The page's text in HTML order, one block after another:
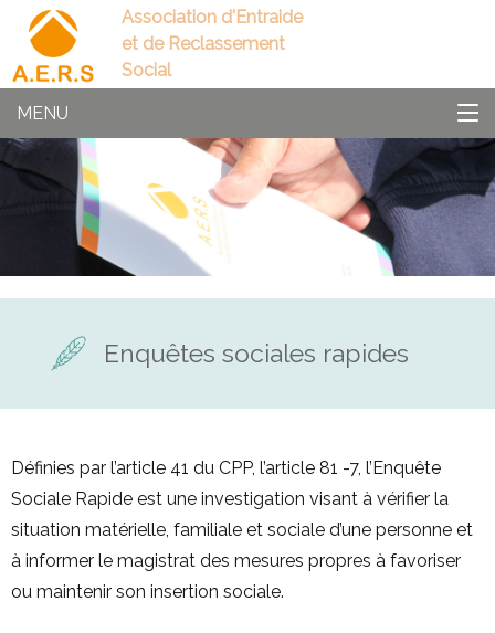
Association d'Entraide
et de Reclassement
Social
MENU
Enquêtes sociales rapides
Définies par l’article 41 du CPP, l’article 81 -7, l’Enquête
Sociale Rapide est une investigation visant à vérifier la
situation matérielle, familiale et sociale d’une personne et
à informer le magistrat des mesures propres à favoriser
ou maintenir son insertion sociale.